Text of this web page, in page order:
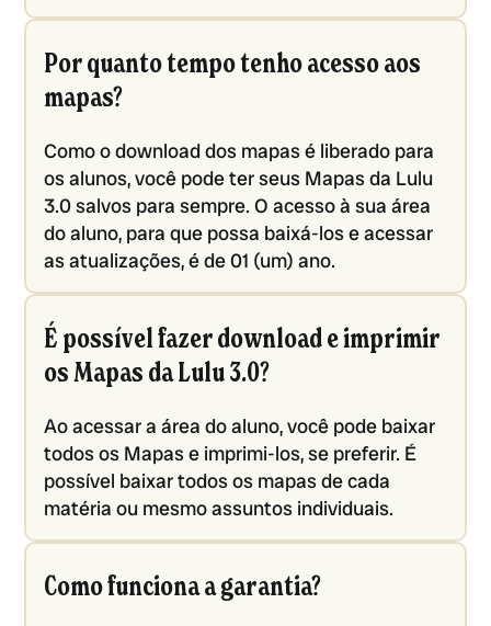
Por quanto tempo tenho acesso aos
mapas?
Como o download dos mapas é liberado para
os alunos, você pode ter seus Mapas da Lulu
3.0 salvos para sempre. O acesso à sua área
do aluno, para que possa baixá-los e acessar
as atualizações, é de 01 (um) ano.
É possível fazer download e imprimir
os Mapas da Lulu 3.0?
Ao acessar a área do aluno, você pode baixar
todos os Mapas e imprimi-los, se preferir. É
possível baixar todos os mapas de cada
matéria ou mesmo assuntos individuais.
Como funciona a garantia?